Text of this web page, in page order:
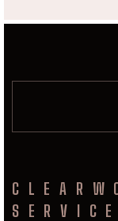
SERVICE